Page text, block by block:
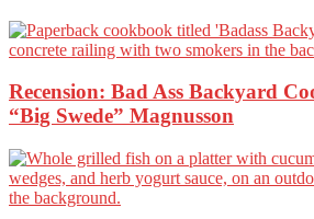
Recension: Bad Ass Backyard
“Big Swede” Magnusson